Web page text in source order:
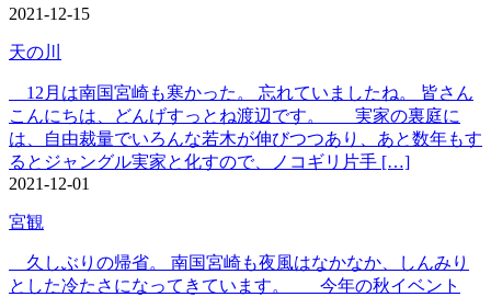
2021-12-15
天の川
12月は南国宮崎も寒かった。 忘れていましたね。 皆さん
こんにちは、どんげすっとね渡辺です。 実家の裏庭に
は、自由裁量でいろんな若木が伸びつつあり、あと数年もす
るとジャングル実家と化すので、ノコギリ片手 […]
2021-12-01
宮観
久しぶりの帰省。 南国宮崎も夜風はなかなか、しんみり
とした冷たさになってきています。 今年の秋イベント